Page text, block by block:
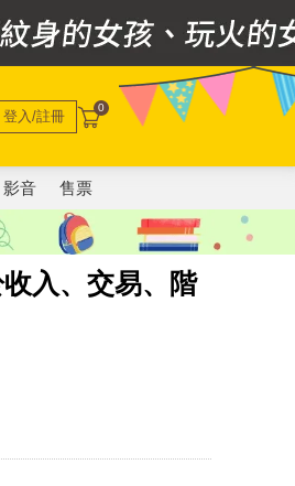
登入/註冊 0
影音 售票
入、交易、階